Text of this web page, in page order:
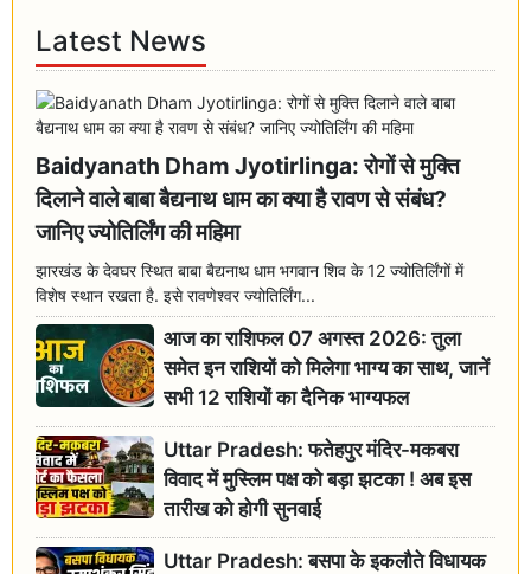
Latest News
Baidyanath Dham Jyotirlinga: रोगों से मुक्ति
दिलाने वाले बाबा बैद्यनाथ धाम का क्या है रावण से संबंध?
जानिए ज्योतिर्लिंग की महिमा
झारखंड के देवघर स्थित बाबा बैद्यनाथ धाम भगवान शिव के 12 ज्योतिर्लिंगों में
विशेष स्थान रखता है. इसे रावणेश्वर ज्योतिर्लिंग...
आज का राशिफल 07 अगस्त 2026: तुला
समेत इन राशियों को मिलेगा भाग्य का साथ, जानें
सभी 12 राशियों का दैनिक भाग्यफल
Uttar Pradesh: फतेहपुर मंदिर-मकबरा
विवाद में मुस्लिम पक्ष को बड़ा झटका ! अब इस
तारीख को होगी सुनवाई
Uttar Pradesh: बसपा के इकलौते विधायक